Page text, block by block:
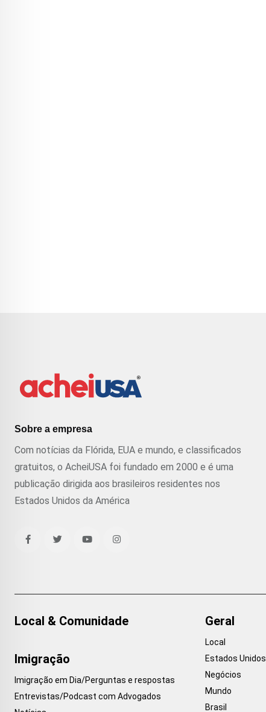
Sobre a empresa
Com notícias da Flórida, EUA e mundo, e classificados
gratuitos, o AcheiUSA foi fundado em 2000 e é uma
publicação dirigida aos brasileiros residentes nos
Estados Unidos da América
Local & Comunidade
Imigração
Imigração em Dia/Perguntas e respostas
Entrevistas/Podcast com Advogados
Geral
Local
Estados Unidos
Negócios
Mundo
Brasil